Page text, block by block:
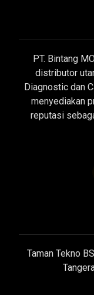
PT. Bintang
distributor
Diagnostic dan
menyediakan
reputasi
Taman Tekno